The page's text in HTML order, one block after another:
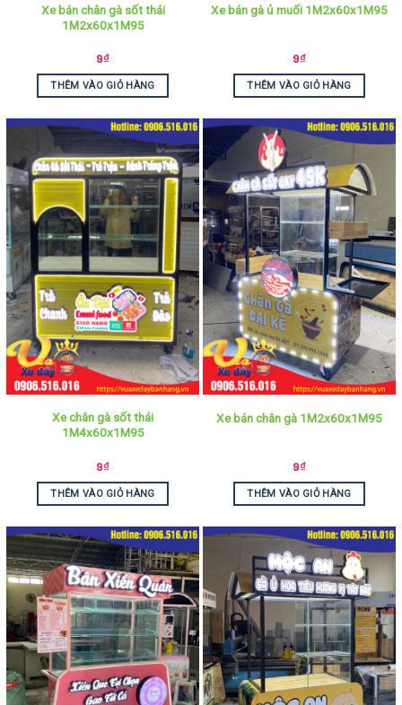
Xe bán chân gà sốt thái
1M2x60x1M95
9₫
THÊM VÀO GIỎ HÀNG
Xe bán gà ủ muối 1M2x60x1M95
9₫
THÊM VÀO GIỎ HÀNG
Xe chân gà sốt thái
1M4x60x1M95
9₫
THÊM VÀO GIỎ HÀNG
Xe bán chân gà 1M2x60x1M95
9₫
THÊM VÀO GIỎ HÀNG